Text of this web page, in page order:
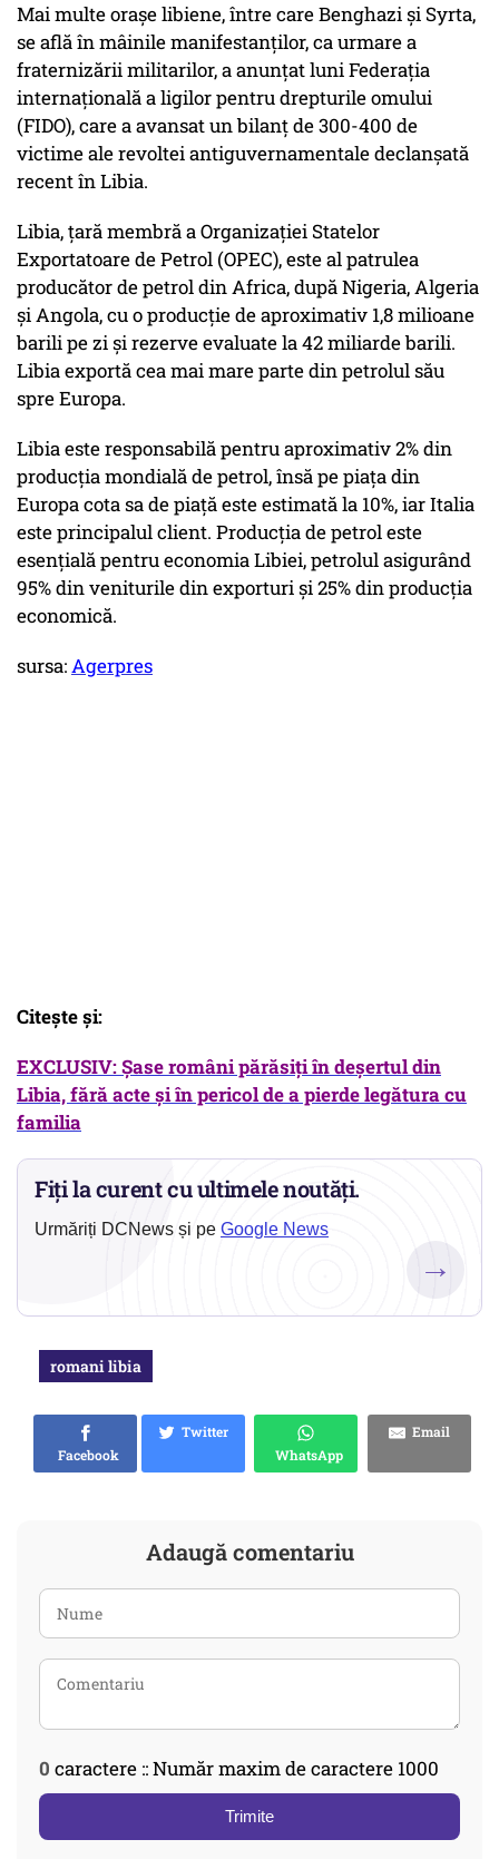
Mai multe oraşe libiene, între care Benghazi şi Syrta,
se află în mâinile manifestanţilor, ca urmare a
fraternizării militarilor, a anunţat luni Federaţia
internaţională a ligilor pentru drepturile omului
(FIDO), care a avansat un bilanţ de 300-400 de
victime ale revoltei antiguvernamentale declanşată
recent în Libia.
Libia, ţară membră a Organizaţiei Statelor
Exportatoare de Petrol (OPEC), este al patrulea
producător de petrol din Africa, după Nigeria, Algeria
şi Angola, cu o producţie de aproximativ 1,8 milioane
barili pe zi şi rezerve evaluate la 42 miliarde barili.
Libia exportă cea mai mare parte din petrolul său
spre Europa.
Libia este responsabilă pentru aproximativ 2% din
producţia mondială de petrol, însă pe piaţa din
Europa cota sa de piaţă este estimată la 10%, iar Italia
este principalul client. Producţia de petrol este
esenţială pentru economia Libiei, petrolul asigurând
95% din veniturile din exporturi şi 25% din producţia
economică.
sursa:Agerpres
Citeşte şi:
EXCLUSIV: Şase români părăsiţi în deşertul din
Libia, fără acte şi în pericol de a pierde legătura cu
familia
Fiți la curent cu ultimele noutăți.
Urmăriți DCNews și pe Google News
→
romani libia
Facebook
Twitter
WhatsApp
Email
Adaugă comentariu
0 caractere :: Număr maxim de caractere 1000
Trimite